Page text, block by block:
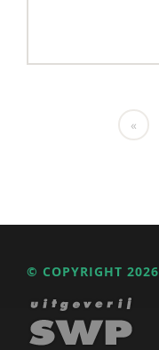
«
© COPYRIGHT 2026